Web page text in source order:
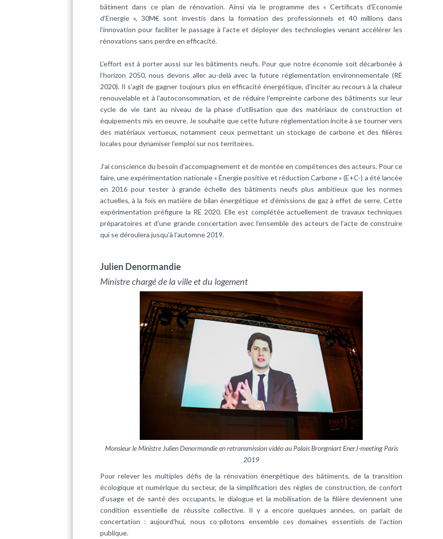
bâtiment dans ce plan de rénovation. Ainsi via le programme des « Certificats d’Economie
d’Energie », 30M€ sont investis dans la formation des professionnels et 40 millions dans
l’innovation pour faciliter le passage à l’acte et déployer des technologies venant accélérer les
rénovations sans perdre en efficacité.
L’effort est à porter aussi sur les bâtiments neufs. Pour que notre économie soit décarbonée à
l’horizon 2050, nous devons aller au-delà avec la future réglementation environnementale (RE
2020). Il s’agit de gagner toujours plus en efficacité énergétique, d’inciter au recours à la chaleur
renouvelable et à l’autoconsommation, et de réduire l’empreinte carbone des bâtiments sur leur
cycle de vie tant au niveau de la phase d’utilisation que des matériaux de construction et
équipements mis en oeuvre. Je souhaite que cette future réglementation incite à se tourner vers
des matériaux vertueux, notamment ceux permettant un stockage de carbone et des filières
locales pour dynamiser l’emploi sur nos territoires.
J’ai conscience du besoin d’accompagnement et de montée en compétences des acteurs. Pour ce
faire, une expérimentation nationale « Énergie positive et réduction Carbone » (E+C-) a été lancée
en 2016 pour tester à grande échelle des bâtiments neufs plus ambitieux que les normes
actuelles, à la fois en matière de bilan énergétique et d’émissions de gaz à effet de serre. Cette
expérimentation préfigure la RE 2020. Elle est complétée actuellement de travaux techniques
préparatoires et d’une grande concertation avec l’ensemble des acteurs de l’acte de construire
qui se déroulera jusqu’à l’automne 2019.
Julien Denormandie
Ministre chargé de la ville et du logement
Monsieur le Ministre Julien Denormandie en retransmission vidéo au Palais Brongniart EnerJ-meeting Paris
2019
Pour relever les multiples défis de la rénovation énergétique des bâtiments, de la transition
écologique et numérique du secteur, de la simplification des règles de construction, de confort
d'usage et de santé des occupants, le dialogue et la mobilisation de la filière deviennent une
condition essentielle de réussite collective. Il y a encore quelques années, on parlait de
concertation : aujourd’hui, nous co-pilotons ensemble ces domaines essentiels de l’action
publique.